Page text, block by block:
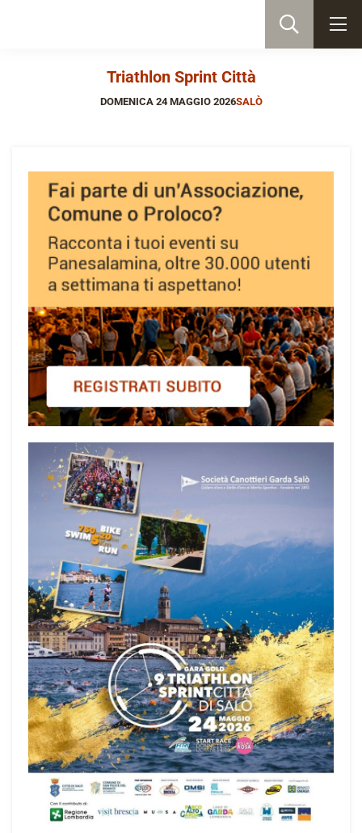
Triathlon Sprint Città
DOMENICA 24 MAGGIO 2026SALÒ